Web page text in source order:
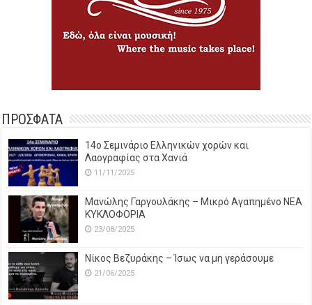
ΠΡΟΣΦΑΤΑ
14o Σεμινάριο Ελληνικών χορών και
Λαογραφίας στα Χανιά
11/11/2025
Μανώλης Γαργουλάκης – Μικρό Αγαπημένο NEΑ
ΚΥΚΛΟΦΟΡΙΑ
23/08/2025
Νίκος Βεζυράκης – Ίσως να μη γεράσουμε
21/06/2025